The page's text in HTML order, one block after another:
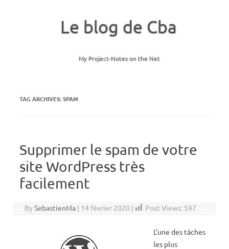
Le blog de Cba
My Project-Notes on the Net
TAG ARCHIVES:SPAM
Supprimer le spam de votre
site WordPress très
facilement
BySebastienMa | 14 février 2020 | Post Views: 597
L’une des tâches
les plus